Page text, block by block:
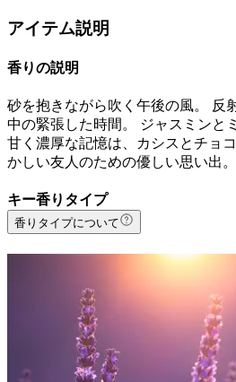
アイテム説明
香りの説明
砂を抱きながら吹く午後の風。 反
中の緊張した時間。 ジャスミンと
甘く濃厚な記憶は、カシスとチョ
かしい友人のための優しい思い出。
キー香りタイプ
香りタイプについて